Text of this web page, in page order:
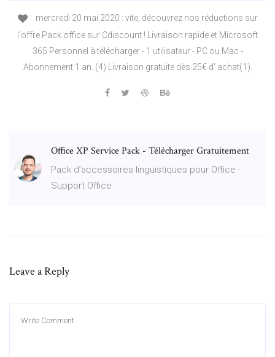
mercredi 20 mai 2020 : vite, découvrez nos réductions sur
l'offre Pack office sur Cdiscount ! Livraison rapide et Microsoft
365 Personnel à télécharger - 1 utilisateur - PC ou Mac -
Abonnement 1 an. (4) Livraison gratuite dès 25€ d' achat(1).
Office XP Service Pack - Télécharger Gratuitement
Pack d’accessoires linguistiques pour Office -
Support Office
Leave a Reply